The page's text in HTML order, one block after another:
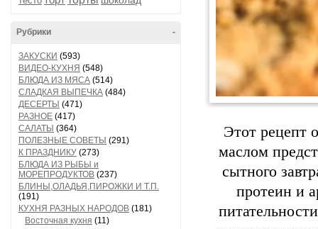
-
Рубрики
ЗАКУСКИ (593)
ВИДЕО-КУХНЯ (548)
БЛЮДА ИЗ МЯСА (514)
СЛАДКАЯ ВЫПЕЧКА (484)
ДЕСЕРТЫ (471)
РАЗНОЕ (417)
САЛАТЫ (364)
ПОЛЕЗНЫЕ СОВЕТЫ (291)
К ПРАЗДНИКУ (273)
БЛЮДА ИЗ РЫБЫ и
МОРЕПРОДУКТОВ (237)
БЛИНЫ,ОЛАДЬЯ,ПИРОЖКИ И Т.П.
(191)
КУХНЯ РАЗНЫХ НАРОДОВ (181)
Восточная кухня (11)
Этот рецепт
маслом
сытного
протеин и